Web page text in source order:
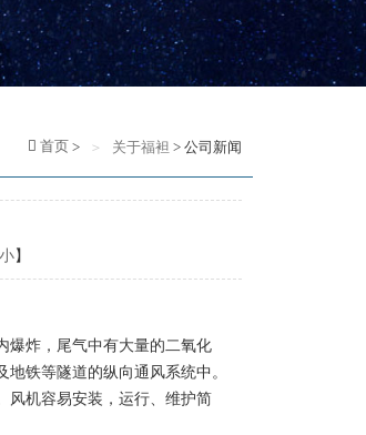
首页 > 关于福袒 > 公司新闻
小】
炸，尾气中有大量的二氧化
铁等隧道的纵向通风系统中。
风机容易安装，运行、维护简